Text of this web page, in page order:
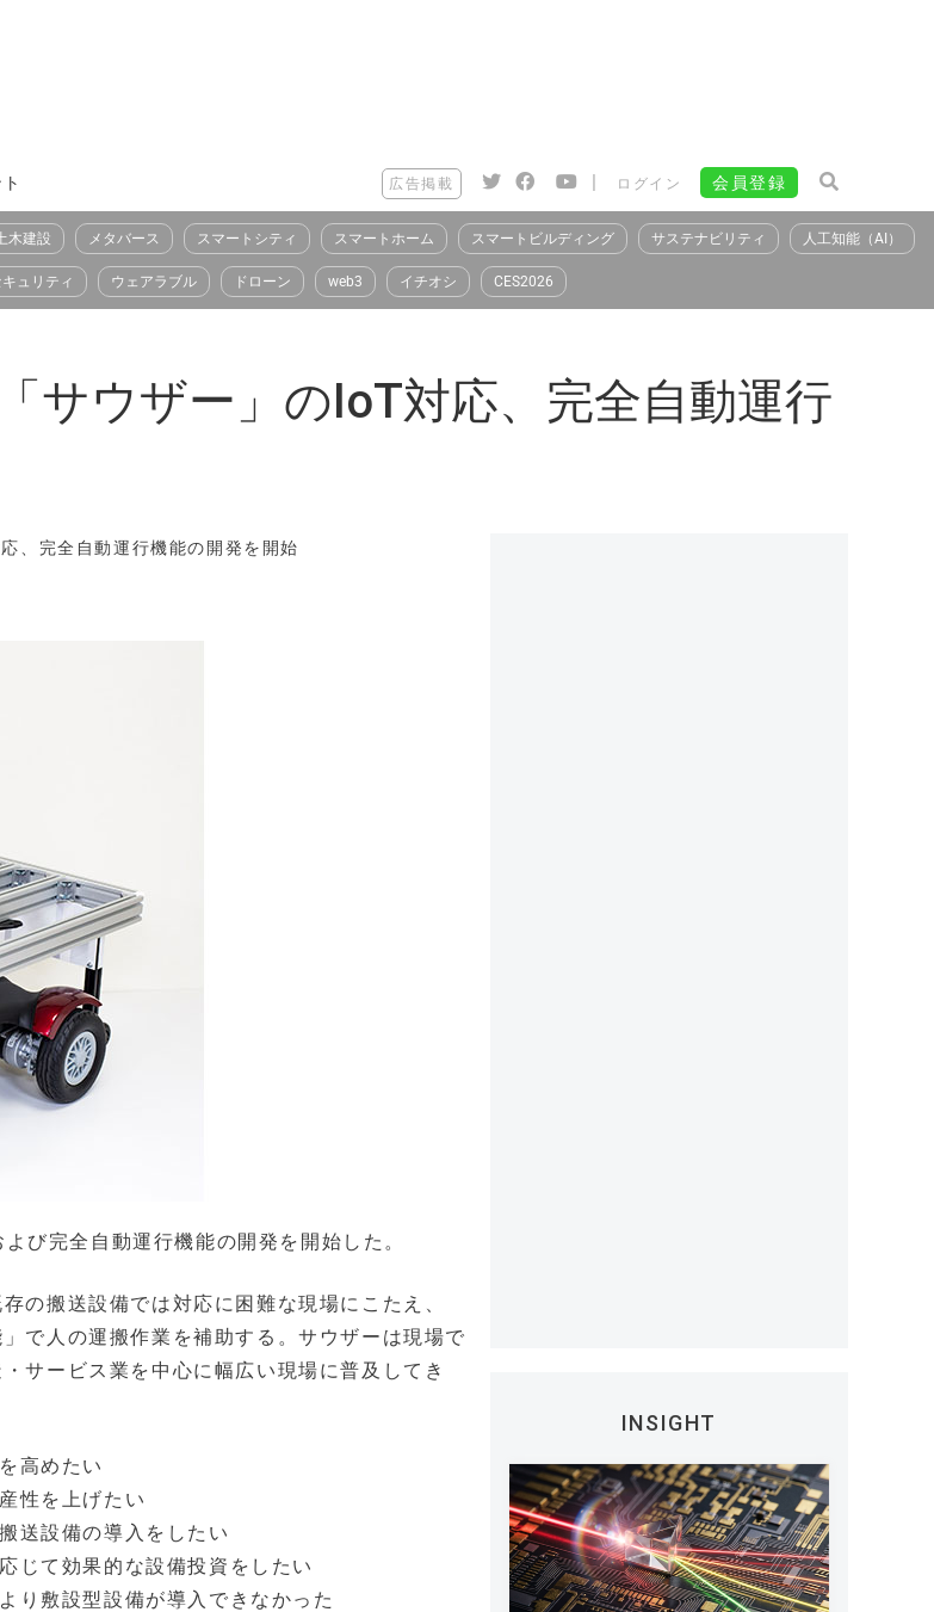
広告掲載 | ログイン 会員登録
木建設 メタバース スマートシティ スマートホーム スマートビルディング サステナビリティ 人工知能（AI）
キュリティ ウェアラブル ドローン web3 イチオシ CES2026
サウザー」のIoT対応、完全自動運行
、完全自動運行機能の開発を開始
び完全自動運行機能の開発を開始した。
の搬送設備では対応に困難な現場にこたえ、
で人の運搬作業を補助する。サウザーは現場で
サービス業を中心に幅広い現場に普及してき
高めたい
性を上げたい
送設備の導入をしたい
じて効果的な設備投資をしたい
り敷設型設備が導入できなかった
INSIGHT